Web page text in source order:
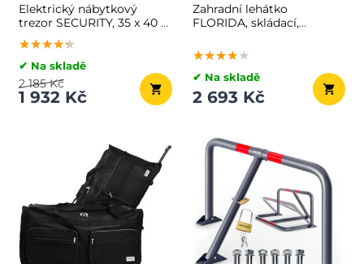
Elektrický nábytkový
trezor SECURITY, 35 x 40 x
40cm
★★★★★
★★★★★
★★★★★
✔ Na skladě
1 932 Kč
2 185 Kč
Zahradní lehátko
FLORIDA, skládací,
hnědá
★★★★★
★★★★★
★★★★★
✔ Na skladě
2 693 Kč